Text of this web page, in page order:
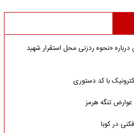
«نحوه ردزنی محل استقرار شهید
با کد دستوری
عوارض تنگه هرمز
در کوبا